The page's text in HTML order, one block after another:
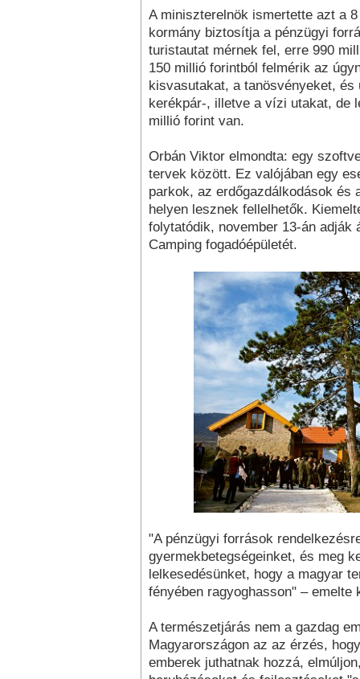
A miniszterelnök ismertette azt a
kormány biztosítja a pénzügyi
turistautat mérnek fel, erre 990
150 millió forintból felmérik az
kisvasutakat, a tanösvényeket, és
kerékpár-, illetve a vízi utakat, de
millió forint van.
Orbán Viktor elmondta: egy
tervek között. Ez valójában egy
parkok, az erdőgazdálkodások és
helyen lesznek fellelhetők.
folytatódik, november 13-án adják
Camping fogadóépületét.
"A pénzügyi források
gyermekbetegségeinket, és meg
lelkesedésünket, hogy a magyar
fényében ragyoghasson" – emelte
A természetjárás nem a gazdag
Magyarországon az az érzés,
emberek juthatnak hozzá,